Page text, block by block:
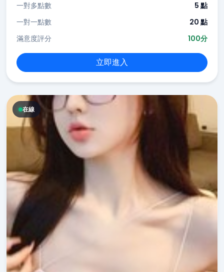
一對多點數
5 點
一對一點數
20 點
滿意度評分
100分
立即進入
在線